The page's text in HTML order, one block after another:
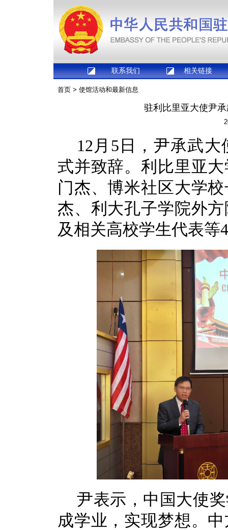
联系我们 相关链接
首页 > 使馆活动和最新信息
驻利比里亚大使尹
12月5日，尹承武
式并致辞。利比里亚
门杰、博米社区大学
杰、利大孔子学院外
及相关高校学生代表等
尹表示，中国大使
成学业，实现梦想。